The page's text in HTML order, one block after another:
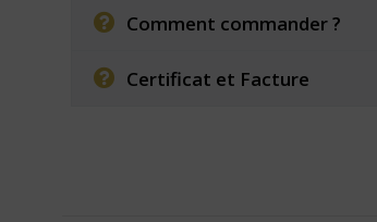
Comment commander ?
Certificat et Facture